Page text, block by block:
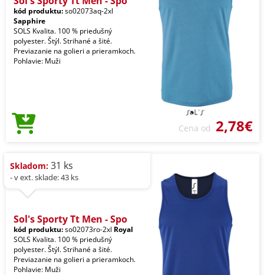
kód produktu:so02073aq-2xl
Sapphire
SOLS Kvalita. 100 % priedušný
polyester. Štýl. Strihané a šité.
Previazanie na golieri a prieramkoch.
Pohlavie: Muži
Cena od 2,78€
Skladom: 31 ks
- v ext. sklade: 43 ks
Sol's Sporty Tt Men - Spo
kód produktu:so02073ro-2xl Royal
SOLS Kvalita. 100 % priedušný
polyester. Štýl. Strihané a šité.
Previazanie na golieri a prieramkoch.
Pohlavie: Muži